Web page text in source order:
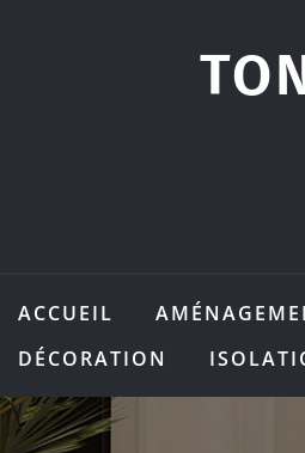
ACCUEIL
DÉCORATION